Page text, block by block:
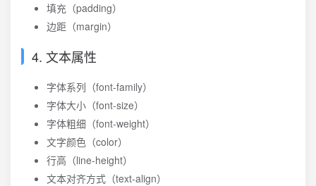
填充（padding）
边距（margin）
4. 文本属性
字体系列（font-family）
字体大小（font-size）
字体粗细（font-weight）
文字颜色（color）
行高（line-height）
文本对齐方式（text-align）